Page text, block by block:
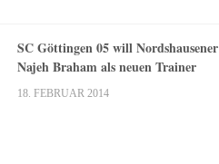
SC Göttingen 05 will Nordshausener
Najeh Braham als neuen Trainer
18. FEBRUAR 2014